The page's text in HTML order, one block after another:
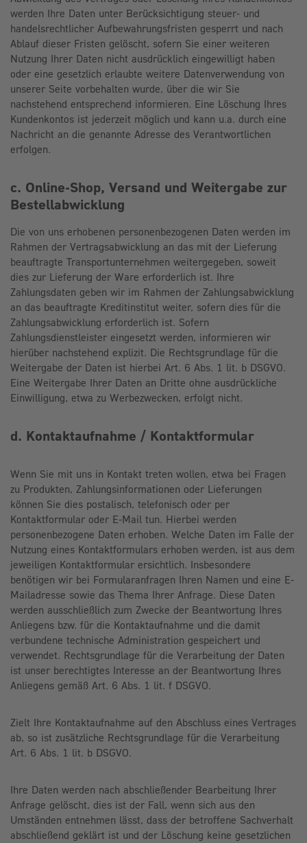
werden Ihre Daten unter Berücksichtigung steuer- und
handelsrechtlicher Aufbewahrungsfristen gesperrt und nach
Ablauf dieser Fristen gelöscht, sofern Sie einer weiteren
Nutzung Ihrer Daten nicht ausdrücklich eingewilligt haben
oder eine gesetzlich erlaubte weitere Datenverwendung von
unserer Seite vorbehalten wurde, über die wir Sie
nachstehend entsprechend informieren. Eine Löschung Ihres
Kundenkontos ist jederzeit möglich und kann u.a. durch eine
Nachricht an die genannte Adresse des Verantwortlichen
erfolgen.
c. Online-Shop, Versand und Weitergabe zur
Bestellabwicklung
Die von uns erhobenen personenbezogenen Daten werden im
Rahmen der Vertragsabwicklung an das mit der Lieferung
beauftragte Transportunternehmen weitergegeben, soweit
dies zur Lieferung der Ware erforderlich ist. Ihre
Zahlungsdaten geben wir im Rahmen der Zahlungsabwicklung
an das beauftragte Kreditinstitut weiter, sofern dies für die
Zahlungsabwicklung erforderlich ist. Sofern
Zahlungsdienstleister eingesetzt werden, informieren wir
hierüber nachstehend explizit. Die Rechtsgrundlage für die
Weitergabe der Daten ist hierbei Art. 6 Abs. 1 lit. b DSGVO.
Eine Weitergabe Ihrer Daten an Dritte ohne ausdrückliche
Einwilligung, etwa zu Werbezwecken, erfolgt nicht.
d. Kontaktaufnahme / Kontaktformular
Wenn Sie mit uns in Kontakt treten wollen, etwa bei Fragen
zu Produkten, Zahlungsinformationen oder Lieferungen
können Sie dies postalisch, telefonisch oder per
Kontaktformular oder E-Mail tun. Hierbei werden
personenbezogene Daten erhoben. Welche Daten im Falle der
Nutzung eines Kontaktformulars erhoben werden, ist aus dem
jeweiligen Kontaktformular ersichtlich. Insbesondere
benötigen wir bei Formularanfragen Ihren Namen und eine E-
Mailadresse sowie das Thema Ihrer Anfrage. Diese Daten
werden ausschließlich zum Zwecke der Beantwortung Ihres
Anliegens bzw. für die Kontaktaufnahme und die damit
verbundene technische Administration gespeichert und
verwendet. Rechtsgrundlage für die Verarbeitung der Daten
ist unser berechtigtes Interesse an der Beantwortung Ihres
Anliegens gemäß Art. 6 Abs. 1 lit. f DSGVO.
Zielt Ihre Kontaktaufnahme auf den Abschluss eines Vertrages
ab, so ist zusätzliche Rechtsgrundlage für die Verarbeitung
Art. 6 Abs. 1 lit. b DSGVO.
Ihre Daten werden nach abschließender Bearbeitung Ihrer
Anfrage gelöscht, dies ist der Fall, wenn sich aus den
Umständen entnehmen lässt, dass der betroffene Sachverhalt
abschließend geklärt ist und der Löschung keine gesetzlichen